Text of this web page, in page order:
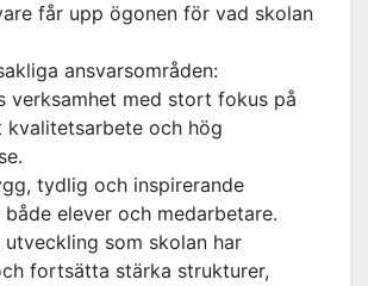
får upp ögonen för vad skolan
ansvarsområden:
verksamhet med stort fokus på
kvalitetsarbete och hög
tydlig och inspirerande
elever och medarbetare.
utveckling som skolan har
fortsätta stärka strukturer,